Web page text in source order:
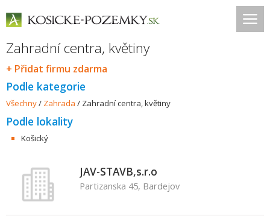
Zahradní centra, květiny
+ Přidat firmu zdarma
Podle kategorie
Všechny/ Zahrada / Zahradní centra, květiny
Podle lokality
Košický
JAV-STAVB,s.r.o
Partizanska 45, Bardejov